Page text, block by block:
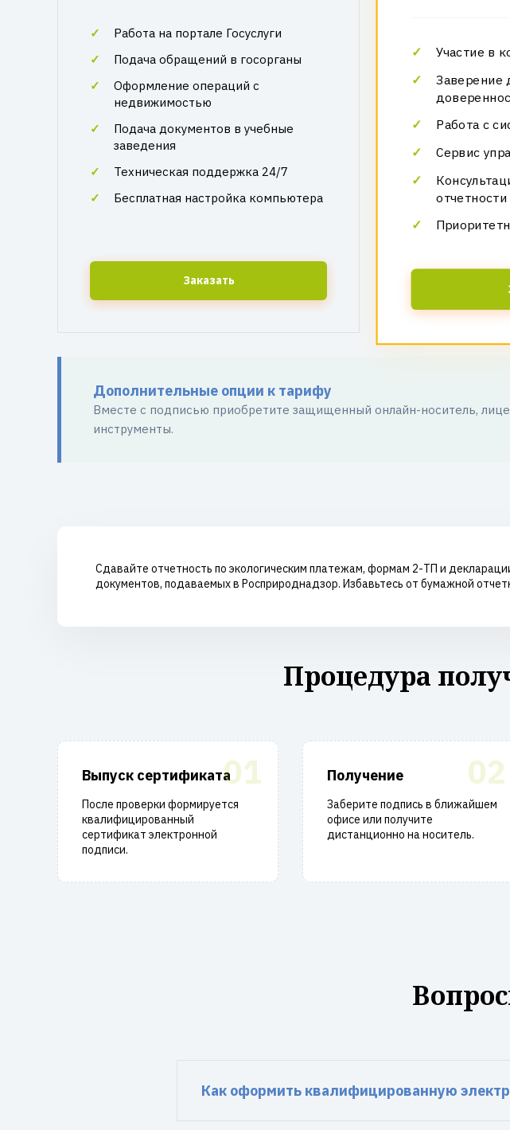
Работа на портале Госуслуги
Подача обращений в госорганы
Оформление операций с
недвижимостью
Подача документов в учебные
заведения
Техническая поддержка 24/7
Бесплатная настройка компьютера
Заказать
Участие в
Заверение
Работа с
Сервис
отчетности
Дополнительные опции к тарифу
Вместе с подписью приобретите защищенный онлайн-носитель,
инструменты.
Сдавайте отчетность по экологическим платежам, формам 2-ТП и
документов, подаваемых в Росприроднадзор. Избавьтесь от бумажной
Процедура
01
Выпуск сертификата
После проверки формируется
квалифицированный
сертификат электронной
подписи.
02
Получение
Заберите подпись в ближайшем
офисе или получите
дистанционно на носитель.
Как оформить квалифицированную